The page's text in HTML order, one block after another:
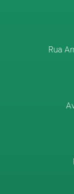
Rua